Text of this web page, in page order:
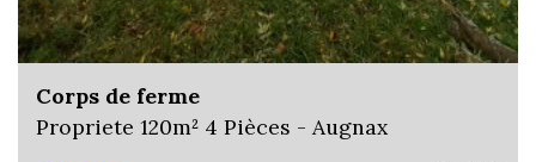
Piscine Parking Terrasse
Corps de ferme
Propriete 120m² 4 Pièces - Augnax